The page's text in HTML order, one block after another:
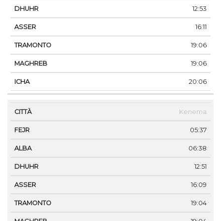
12:53
16:11
19:06
19:06
20:06
Kenema
05:37
06:38
12:51
16:09
19:04